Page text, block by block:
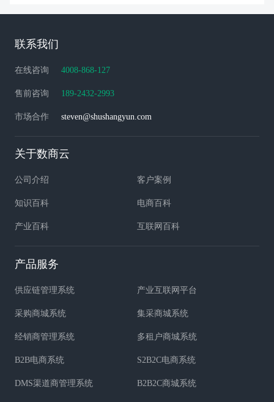
联系我们
在线咨询 4008-868-127
售前咨询 189-2432-2993
市场合作 steven@shushangyun.com
关于数商云
公司介绍 客户案例
知识百科 电商百科
产业百科 互联网百科
产品服务
供应链管理系统 产业互联网平台
采购商城系统 集采商城系统
经销商管理系统 多租户商城系统
B2B电商系统 S2B2C电商系统
DMS渠道商管理系统 B2B2C商城系统